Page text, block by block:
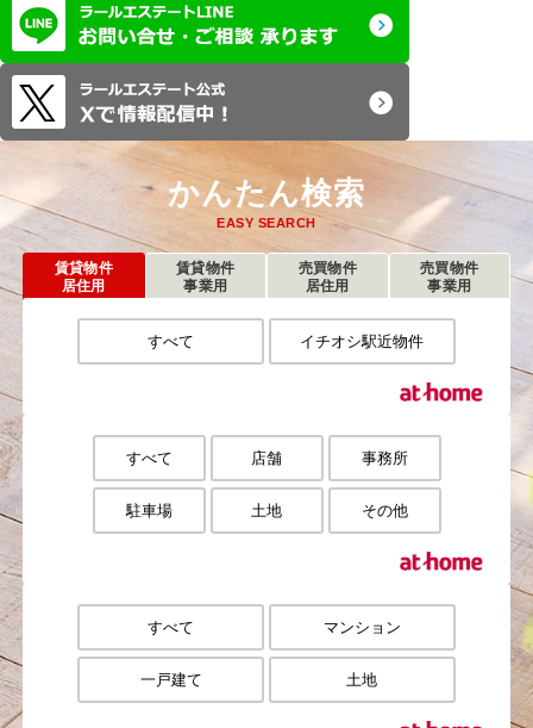
かんたん検索
EASY SEARCH
賃貸物件
居住用
賃貸物件
事業用
売買物件
居住用
売買物件
事業用
すべて イチオシ駅近物件
すべて 店舗 事務所
駐車場 土地 その他
すべて マンション
一戸建て 土地